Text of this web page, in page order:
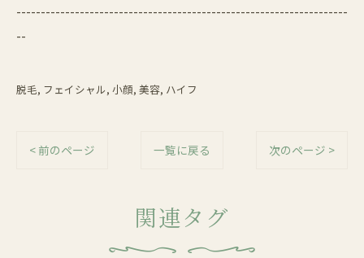
--------------------------------------------------------------------
--
脱毛 フェイシャル 小顔 美容 ハイフ
< 前のページ 一覧に戻る 次のページ >
関連タグ